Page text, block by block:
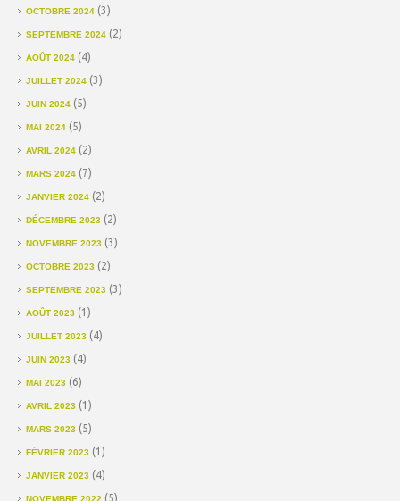
OCTOBRE 2024 (3)
SEPTEMBRE 2024 (2)
AOÛT 2024 (4)
JUILLET 2024 (3)
JUIN 2024 (5)
MAI 2024 (5)
AVRIL 2024 (2)
MARS 2024 (7)
JANVIER 2024 (2)
DÉCEMBRE 2023 (2)
NOVEMBRE 2023 (3)
OCTOBRE 2023 (2)
SEPTEMBRE 2023 (3)
AOÛT 2023 (1)
JUILLET 2023 (4)
JUIN 2023 (4)
MAI 2023 (6)
AVRIL 2023 (1)
MARS 2023 (5)
FÉVRIER 2023 (1)
JANVIER 2023 (4)
NOVEMBRE 2022 (5)